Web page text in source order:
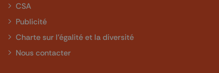
CSA
Publicité
Charte sur l'égalité et la diversité
Nous contacter